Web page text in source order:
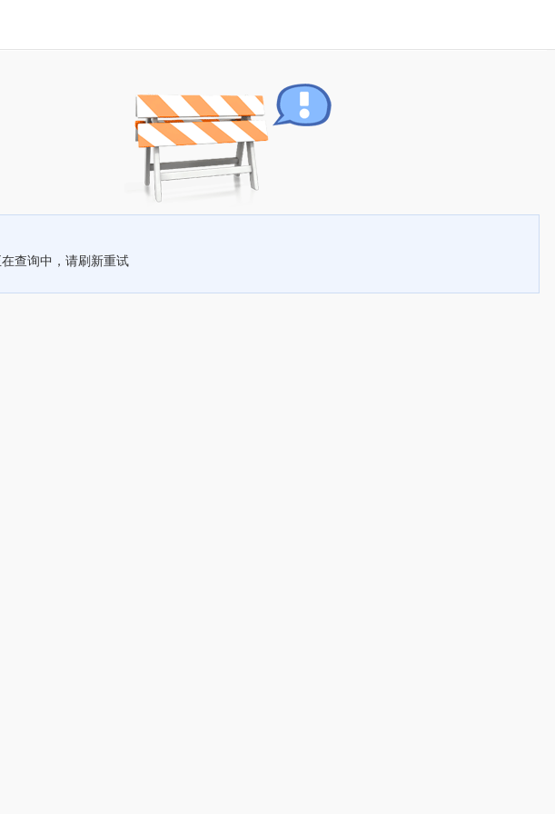
查询中，请刷新重试